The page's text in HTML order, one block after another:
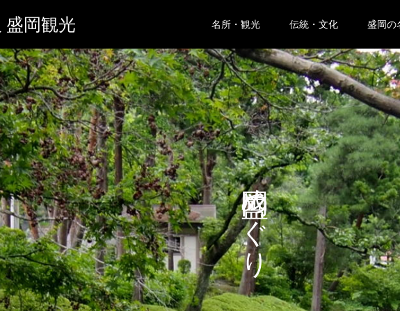
盛岡観光 名所・観光 伝統・文化 盛岡の
盛岡めぐり